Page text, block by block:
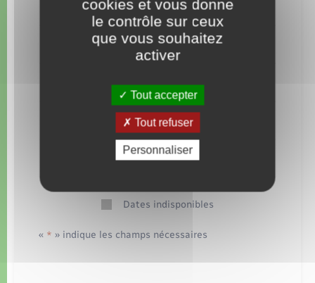
4 5 6 7 8
11 12 13 14 15
19 20 21
26 27 28
2 3 4
Dates indisponibles
« * » indique les champs nécessaires
cookies et vous donne
le contrôle sur ceux
que vous souhaitez
activer
Tout accepter
Tout refuser
Personnaliser